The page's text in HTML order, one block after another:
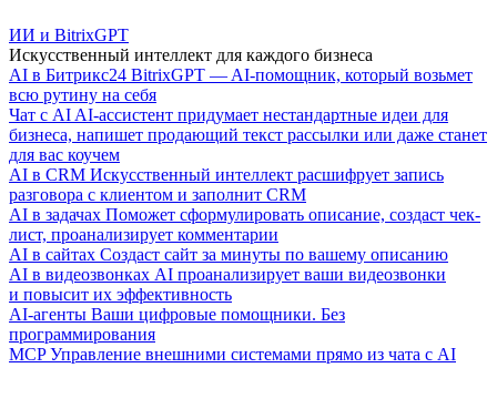
ИИ и BitrixGPT
Искусственный интеллект для каждого бизнеса
AI в Битрикс24 BitrixGPT — AI-помощник, который возьмет
всю рутину на себя
Чат с AI AI-ассистент придумает нестандартные идеи для
бизнеса, напишет продающий текст рассылки или даже станет
для вас коучем
AI в CRM Искусственный интеллект расшифрует запись
разговора с клиентом и заполнит CRM
AI в задачах Поможет сформулировать описание, создаст чек-
лист, проанализирует комментарии
AI в сайтах Создаст сайт за минуты по вашему описанию
AI в видеозвонках AI проанализирует ваши видеозвонки
и повысит их эффективность
AI-агенты Ваши цифровые помощники. Без
программирования
MCP Управление внешними системами прямо из чата с AI